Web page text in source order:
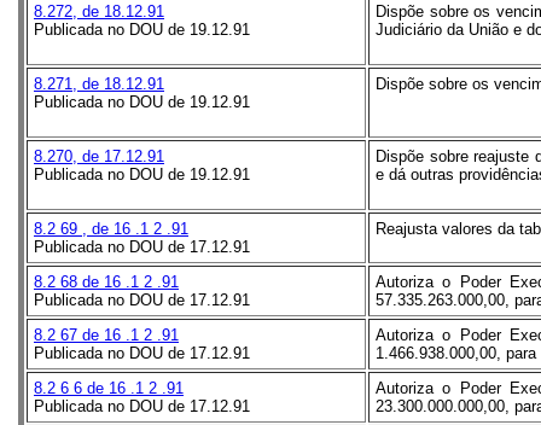
8.272, de 18.12.91
Publicada no DOU de 19.12.91
Dispõe sobre os
Judiciário da União e
8.271, de 18.12.91
Publicada no DOU de 19.12.91
Dispõe sobre os
8.270, de 17.12.91
Publicada no DOU de 19.12.91
Dispõe sobre reajuste
e dá outras
8.2 69 , de 16 .1 2 .91
Publicada no DOU de 17.12.91
Reajusta valores da
8.2 68 de 16 .1 2 .91
Publicada no DOU de 17.12.91
Autoriza o Poder
57.335.263.000,00,
8.2 67 de 16 .1 2 .91
Publicada no DOU de 17.12.91
Autoriza o Poder
1.466.938.000,00,
8.2 6 6 de 16 .1 2 .91
Publicada no DOU de 17.12.91
Autoriza o Poder
23.300.000.000,00,